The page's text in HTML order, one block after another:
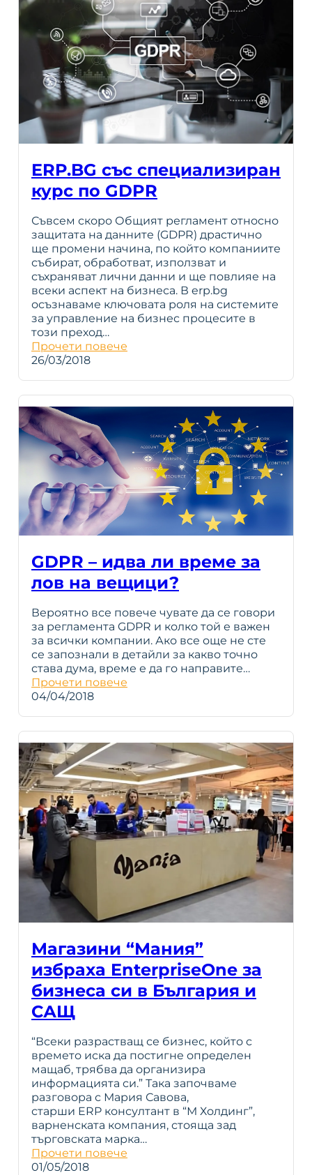
ERP.BG със специализиран
курс по GDPR
Съвсем скоро Общият регламент относно
защитата на данните (GDPR) драстично
ще промени начина, по който компаниите
събират, обработват, използват и
съхраняват лични данни и ще повлияе на
всеки аспект на бизнеса. В erp.bg
осъзнаваме ключовата роля на системите
за управление на бизнес процесите в
този преход…
Прочети повече
26/03/2018
GDPR – идва ли време за
лов на вещици?
Вероятно все повече чувате да се говори
за регламента GDPR и колко той е важен
за всички компании. Ако все още не сте
се запознали в детайли за какво точно
става дума, време е да го направите…
Прочети повече
04/04/2018
Магазини “Мания”
избраха EnterpriseOne за
бизнеса си в България и
САЩ
“Всеки разрастващ се бизнес, който с
времето иска да постигне определен
мащаб, трябва да организира
информацията си.” Така започваме
разговора с Мария Савова,
старши ERP консултант в “М Холдинг”,
варненската компания, стояща зад
търговската марка…
Прочети повече
01/05/2018